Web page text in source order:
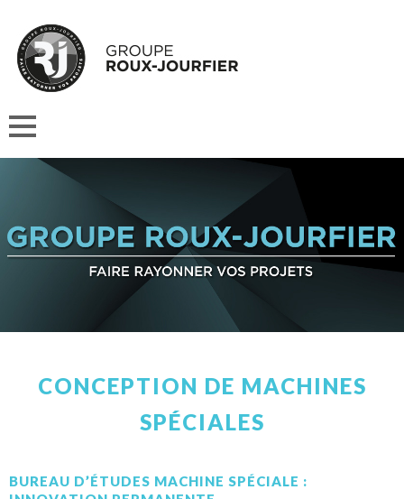
CONCEPTION DE MACHINES
SPÉCIALES
BUREAU D’ÉTUDES MACHINE SPÉCIALE :